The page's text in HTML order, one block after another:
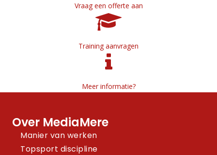
Vraag een offerte aan
Training aanvragen
Meer informatie?
Over MediaMere
Manier van werken
Topsport discipline